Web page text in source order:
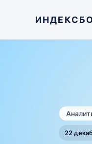
22